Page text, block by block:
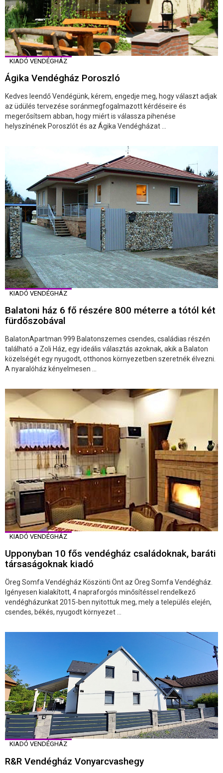
KIADÓ VENDÉGHÁZ
Ágika Vendégház Poroszló
Kedves leendő Vendégünk, kérem, engedje meg, hogy választ adjak
az üdülés tervezése soránmegfogalmazott kérdéseire és
megerősítsem abban, hogy miért is válassza pihenése
helyszínének Poroszlót és az Ágika Vendégházat ...
KIADÓ VENDÉGHÁZ
Balatoni ház 6 fő részére 800 méterre a tótól két
fürdőszobával
BalatonApartman 999 Balatonszemes csendes, családias részén
található a Zoli Ház, egy ideális választás azoknak, akik a Balaton
közelségét egy nyugodt, otthonos környezetben szeretnék élvezni.
A nyaralóház kényelmesen ...
KIADÓ VENDÉGHÁZ
Upponyban 10 fős vendégház családoknak, baráti
társaságoknak kiadó
Öreg Somfa Vendégház Köszönti Önt az Öreg Somfa Vendégház.
Igényesen kialakított, 4 napraforgós minősítéssel rendelkező
vendégházunkat 2015-ben nyitottuk meg, mely a település elején,
csendes, békés, nyugodt környezet ...
KIADÓ VENDÉGHÁZ
R&R Vendégház Vonyarcvashegy